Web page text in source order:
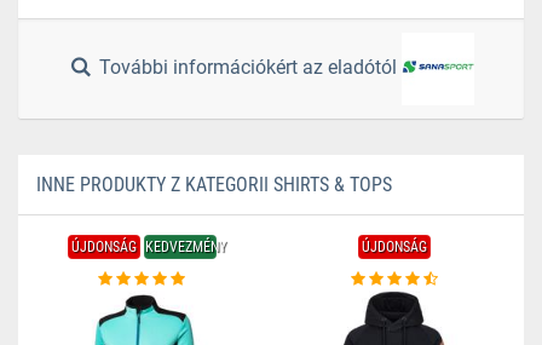
További információkért az eladótól
INNE PRODUKTY Z KATEGORII SHIRTS & TOPS
ÚJDONSÁG KEDVEZMÉNY ÚJDONSÁG